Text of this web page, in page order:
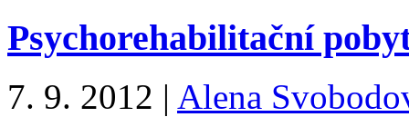
Psychorehabilitační
7. 9. 2012 | Alena